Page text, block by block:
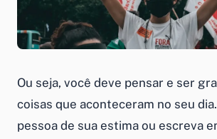
Ou seja, você deve pensar e ser
coisas que aconteceram no seu
pessoa de sua estima ou escreva